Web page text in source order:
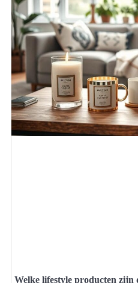
Welke lifestyle producten zijn